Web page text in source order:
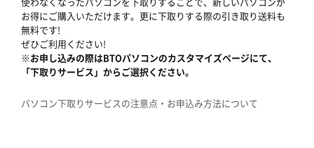
お得にご購入いただけます。更に下取りする際の引き取り送料も
無料です!
ぜひご利用ください!
※お申し込みの際はBTOパソコンのカスタマイズページにて、
「下取りサービス」からご選択ください。
パソコン下取りサービスの注意点・お申込み方法について